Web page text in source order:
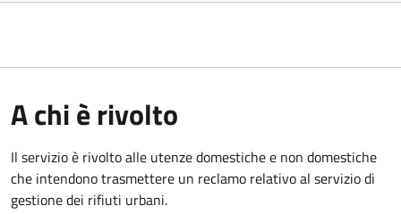
A chi è rivolto
Il servizio è rivolto alle utenze domestiche e non domestiche
che intendono trasmettere un reclamo relativo al servizio di
gestione dei rifiuti urbani.